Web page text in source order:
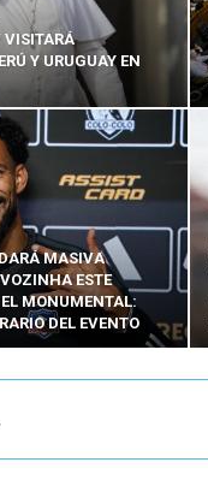
VISITARÁ
Y URUGUAY EN
MASIVA
ESTE
MONUMENTAL:
DEL EVENTO